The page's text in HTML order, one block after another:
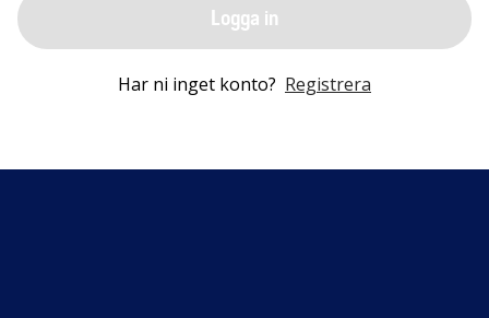
Logga in
Har ni inget konto? Registrera